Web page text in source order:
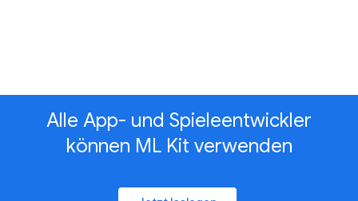
Alle App- und Spieleentwickler
können ML Kit verwenden